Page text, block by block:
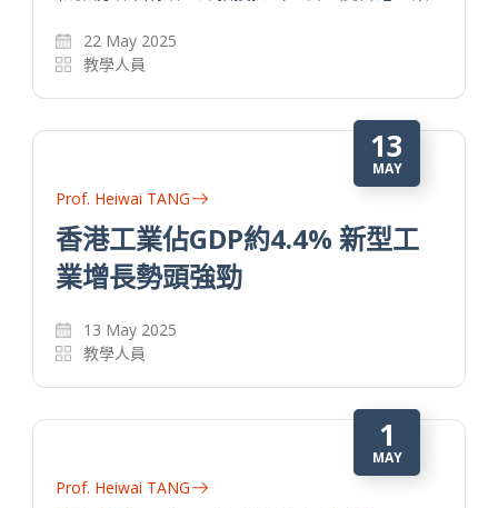
22 May 2025
教學人員
13
MAY
Prof. Heiwai TANG
香港工業佔GDP約4.4% 新型工
業增長勢頭強勁
13 May 2025
教學人員
1
MAY
Prof. Heiwai TANG